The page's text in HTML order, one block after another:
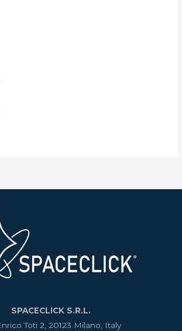
SPACECLICK S.R.L.
Toti 2, 20123 Milano, Italy